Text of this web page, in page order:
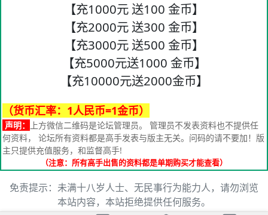
【充1000元 送100 金币】
【充2000元 送300 金币】
【充3000元 送500 金币】
【充5000元送1000 金币】
【充10000元送2000金币】
（货币汇率：1人民币=1金币）
声明：
上方微信二维码是论坛管理员。 管理员不发表资料也不提供任
何资料， 论坛所有资料都是高手发表与版主无关。问码的请不要加！版
主只提供充值服务，和监督高手!
（注意：所有高手出售的资料都是单期购买才能查看）
免责提示：未满十八岁人士、无民事行为能力人，请勿浏览
本站内容，本站拒绝提供任何服务。